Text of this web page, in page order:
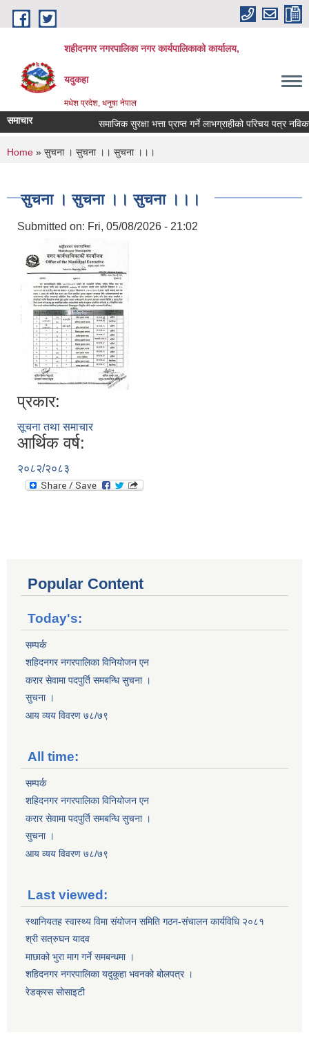
Skip to main content
शहीदनगर नगरपालिका नगर कार्यपालिकाको कार्यालय,
यदुकहा
मधेश प्रदेश, धनुषा नेपाल
समाचार समाजिक सुरक्षा भत्ता प्राप्त गर्ने लाभग्राहीको परिचय पत्र
You are here
Home » सुचना । सुचना ।। सुचना ।।।
सुचना । सुचना ।। सुचना ।।।
Submitted on: Fri, 05/08/2026 - 21:02
प्रकार:
सूचना तथा समाचार
आर्थिक वर्ष:
२०८२/२०८३
Popular Content
Today's:
सम्पर्क
शहिदनगर नगरपालिका विनियोजन एन
करार सेवामा पदपुर्ति समबन्धि सुचना ।
सुचना ।
आय व्यय विवरण ७८/७९
All time:
सम्पर्क
शहिदनगर नगरपालिका विनियोजन एन
करार सेवामा पदपुर्ति समबन्धि सुचना ।
सुचना ।
आय व्यय विवरण ७८/७९
Last viewed:
स्थानियतह स्वास्थ्य विमा संयोजन समिति गठन-संचालन कार्यविधि २०८१
श्री सत्रुघन यादव
माछाको भुरा माग गर्ने समबन्धमा ।
शहिदनगर नगरपालिका यदुकूहा भवनको बोलपत्र ।
रेडक्रस साेसाइटी